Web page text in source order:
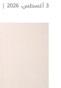
3 أغسطس، 2026 | 22:14